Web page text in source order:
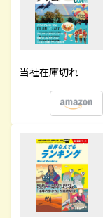
当社在庫切れ